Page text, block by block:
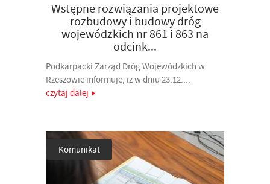
Wstępne rozwiązania projektowe
rozbudowy i budowy dróg
wojewódzkich nr 861 i 863 na
odcink...
Podkarpacki Zarząd Dróg Wojewódzkich w
Rzeszowie informuje, iż w dniu 23.12....
czytaj dalej
Komunikat